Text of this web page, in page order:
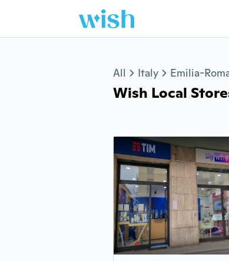
All Italy Emilia-
Wish Local